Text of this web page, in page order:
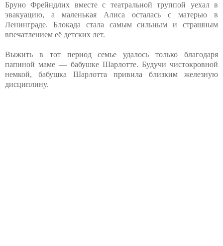
Бруно Фрейндлих вместе с театральной труппой уехал в
эвакуацию, а маленькая Алиса осталась с матерью в
Ленинграде. Блокада стала самым сильным и страшным
впечатлением её детских лет.
Выжить в тот период семье удалось только благодаря
папиной маме — бабушке Шарлотте. Будучи чистокровной
немкой, бабушка Шарлотта привила близким железную
дисциплину.